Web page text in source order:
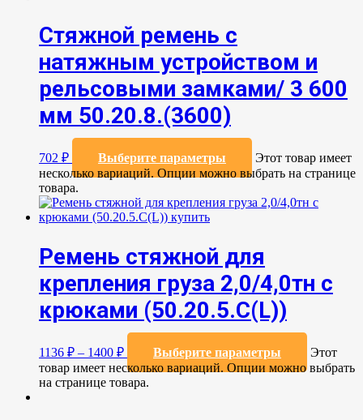
Стяжной ремень с
натяжным устройством и
рельсовыми замками/ 3 600
мм 50.20.8.(3600)
702 ₽ Выберите параметры
Этот товар имеет
несколько вариаций. Опции можно выбрать на странице
товара.
Ремень стяжной для
крепления груза 2,0/4,0тн с
крюками (50.20.5.C(L))
1136 ₽ – 1400 ₽ Выберите параметры
Этот
товар имеет несколько вариаций. Опции можно выбрать
на странице товара.